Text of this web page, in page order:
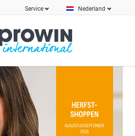
Nederland
Service